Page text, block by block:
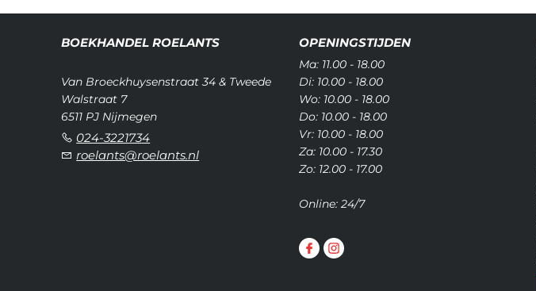
BOEKHANDEL ROELANTS
Van Broeckhuysenstraat 34 & Tweede
Walstraat 7
6511 PJ Nijmegen
024-3221734
roelants@roelants.nl
OPENINGSTIJDEN
Ma: 11.00 - 18.00
Di: 10.00 - 18.00
Wo: 10.00 - 18.00
Do: 10.00 - 18.00
Vr: 10.00 - 18.00
Za: 10.00 - 17.30
Zo: 12.00 - 17.00
Online: 24/7